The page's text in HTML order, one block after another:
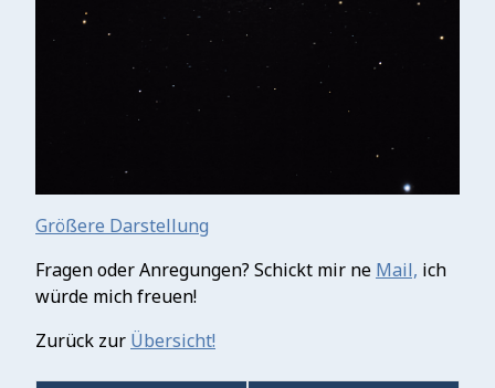
Größere Darstellung
Fragen oder Anregungen? Schickt mir ne Mail, ich
würde mich freuen!
Zurück zur Übersicht!